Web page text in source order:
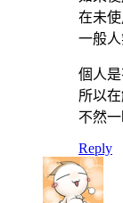
在未
一般
個人
所以
不然
Reply